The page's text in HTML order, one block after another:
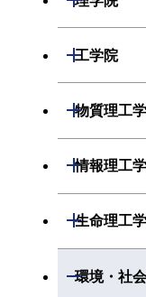
化
開閉
専
工学院
開閉
機
開閉
電
開閉
経
開閉
物質理工
開閉
材
開閉
専
情報理工
開閉
数
開閉
生命理工
開閉
生開閉
環境・社
開閉